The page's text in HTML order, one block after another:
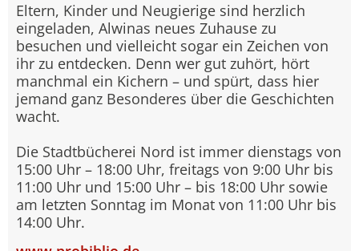
Eltern, Kinder und Neugierige sind herzlich
eingeladen, Alwinas neues Zuhause zu
besuchen und vielleicht sogar ein Zeichen von
ihr zu entdecken. Denn wer gut zuhört, hört
manchmal ein Kichern – und spürt, dass hier
jemand ganz Besonderes über die Geschichten
wacht.
Die Stadtbücherei Nord ist immer dienstags von
15:00 Uhr – 18:00 Uhr, freitags von 9:00 Uhr bis
11:00 Uhr und 15:00 Uhr – bis 18:00 Uhr sowie
am letzten Sonntag im Monat von 11:00 Uhr bis
14:00 Uhr.